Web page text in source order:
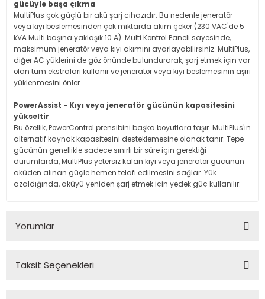
gücüyle başa çıkma
MultiPlus çok güçlü bir akü şarj cihazıdır. Bu nedenle jeneratör
veya kıyı beslemesinden çok miktarda akım çeker (230 VAC'de 5
kVA Multi başına yaklaşık 10 A). Multi Kontrol Paneli sayesinde,
maksimum jeneratör veya kıyı akımını ayarlayabilirsiniz. MultiPlus,
diğer AC yüklerini de göz önünde bulundurarak, şarj etmek için var
olan tüm ekstraları kullanır ve jeneratör veya kıyı beslemesinin aşırı
yüklenmesini önler.
PowerAssist - Kıyı veya jeneratör gücünün kapasitesini
yükseltir
Bu özellik, PowerControl prensibini başka boyutlara taşır. MultiPlus'ın
alternatif kaynak kapasitesini desteklemesine olanak tanır. Tepe
gücünün genellikle sadece sınırlı bir süre için gerektiği
durumlarda, MultiPlus yetersiz kalan kıyı veya jeneratör gücünün
aküden alınan güçle hemen telafi edilmesini sağlar. Yük
azaldığında, aküyü yeniden şarj etmek için yedek güç kullanılır.
Yorumlar
Taksit Seçenekleri